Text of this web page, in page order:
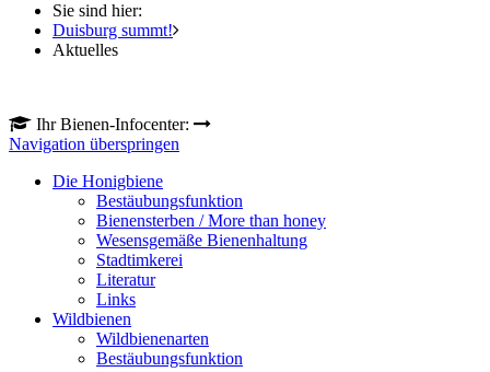
Sie sind hier:
Duisburg summt!
Aktuelles
Ihr Bienen-Infocenter:
Navigation überspringen
Die Honigbiene
Bestäubungsfunktion
Bienensterben / More than honey
Wesensgemäße Bienenhaltung
Stadtimkerei
Literatur
Links
Wildbienen
Wildbienenarten
Bestäubungsfunktion